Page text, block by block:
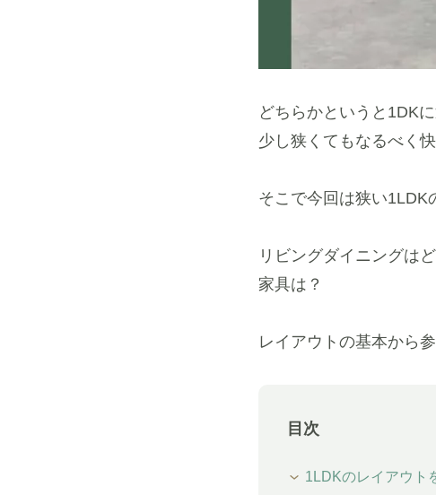
どちらかというと1DK
少し狭くてもなるべく
そこで今回は狭い1LDK
リビングダイニングは
家具は？
レイアウトの基本から
目次
1LDKのレイアウト